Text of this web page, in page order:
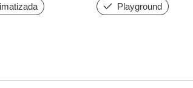
Playground